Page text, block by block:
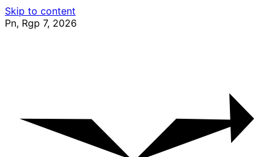
Skip to content
Pn, Rgp 7, 2026